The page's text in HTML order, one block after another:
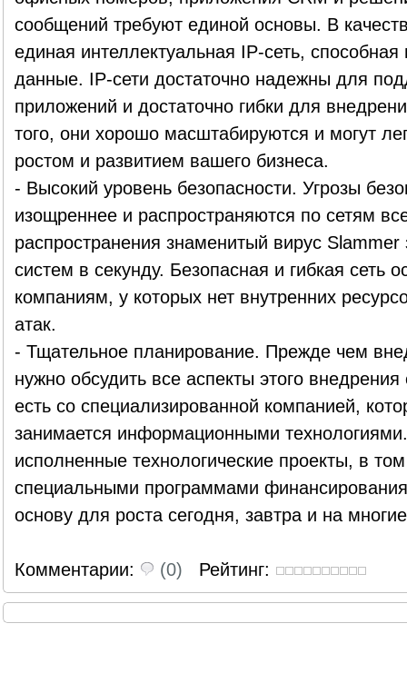
сообщений требуют единой основы. В
единая интеллектуальная IP-сеть,
данные. IP-сети достаточно надежны для
приложений и достаточно гибки для
того, они хорошо масштабируются и могут
ростом и развитием вашего бизнеса.
- Высокий уровень безопасности. Угрозы
изощреннее и распространяются по сетям
распространения знаменитый вирус
систем в секунду. Безопасная и гибкая сеть
компаниям, у которых нет внутренних
атак.
- Тщательное планирование. Прежде чем
нужно обсудить все аспекты этого
есть со специализированной компанией,
занимается информационными
исполненные технологические проекты, в
специальными программами
основу для роста сегодня, завтра и на
Комментарии: (0) Рейтинг: